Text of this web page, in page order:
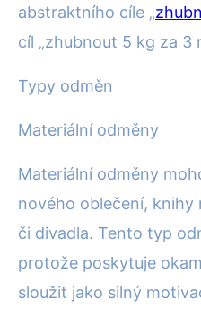
abstraktního cíle „
cíl „zhubnout 5 kg za 3
Typy odměn
Materiální odměny
Materiální odměny
nového oblečení,
či divadla. Tento typ
protože poskytuje
sloužit jako silný